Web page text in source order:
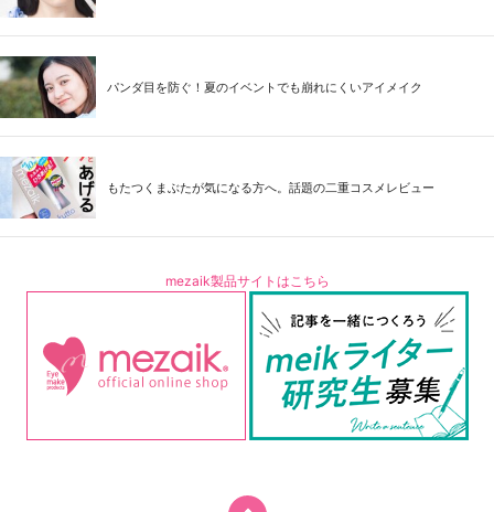
パンダ目を防ぐ！夏のイベントでも崩れにくいアイメイク
もたつくまぶたが気になる方へ。話題の二重コスメレビュー
mezaik製品サイトはこちら